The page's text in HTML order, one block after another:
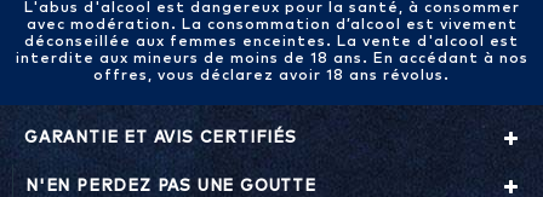
L'abus d'alcool est dangereux pour la santé, à consommer
avec modération. La consommation d’alcool est vivement
déconseillée aux femmes enceintes. La vente d'alcool est
interdite aux mineurs de moins de 18 ans. En accédant à nos
offres, vous déclarez avoir 18 ans révolus.
GARANTIE ET AVIS CERTIFIÉS
N'EN PERDEZ PAS UNE GOUTTE